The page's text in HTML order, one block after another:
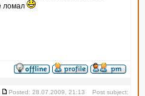
ломал
Posted: 28.07.2009, 21:13 Post subject: